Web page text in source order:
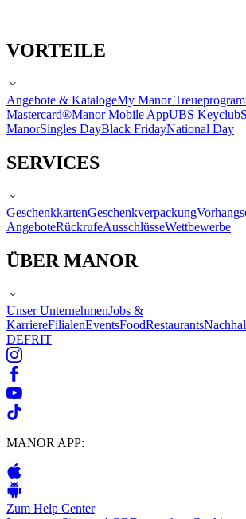
VORTEILE
Angebote & KatalogeMy Manor
Mastercard®Manor Mobile AppUBS Keyclub
ManorSingles DayBlack FridayNational Day
SERVICES
GeschenkkartenGeschenkverpackung
AngeboteRückrufeAusschlüsseWettbewerbe
ÜBER MANOR
Unser UnternehmenJobs &
KarriereFilialenEventsFoodRestaurants
DEFRIT
MANOR APP:
Zum Help Center